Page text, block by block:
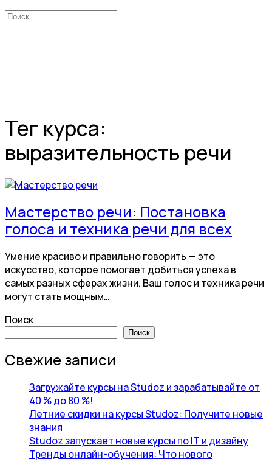
Искать:
Тег курса:
выразительность речи
Мастерство речи: Постановка
голоса и техника речи для всех
Умение красиво и правильно говорить — это
искусство, которое помогает добиться успеха в
самых разных сферах жизни. Ваш голос и техника речи
могут стать мощным…
Поиск
Поиск
Свежие записи
Загружайте курсы на Studoz и зарабатывайте от
40 % до 80 %!
Летние скидки на курсы Studoz: Получите новые
знания
Studoz запускает новые курсы по IT и дизайну
Тренды онлайн-обучения: Что нового